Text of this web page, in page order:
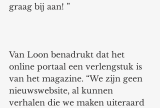
graag bij aan! ”
Van Loon benadrukt dat het
online portaal een verlengstuk is
van het magazine. “We zijn geen
nieuwswebsite, al kunnen
verhalen die we maken uiteraard